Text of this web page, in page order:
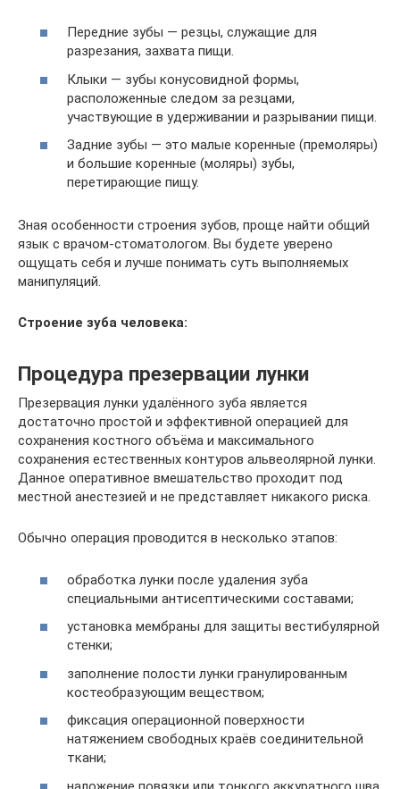
Передние зубы — резцы, служащие для
разрезания, захвата пищи.
Клыки — зубы конусовидной формы,
расположенные следом за резцами,
участвующие в удерживании и разрывании пищи.
Задние зубы — это малые коренные (премоляры)
и большие коренные (моляры) зубы,
перетирающие пищу.
Зная особенности строения зубов, проще найти общий
язык с врачом-стоматологом. Вы будете уверено
ощущать себя и лучше понимать суть выполняемых
манипуляций.
Строение зуба человека:
Процедура презервации лунки
Презервация лунки удалённого зуба является
достаточно простой и эффективной операцией для
сохранения костного объёма и максимального
сохранения естественных контуров альвеолярной лунки.
Данное оперативное вмешательство проходит под
местной анестезией и не представляет никакого риска.
Обычно операция проводится в несколько этапов:
обработка лунки после удаления зуба
специальными антисептическими составами;
установка мембраны для защиты вестибулярной
стенки;
заполнение полости лунки гранулированным
костеобразующим веществом;
фиксация операционной поверхности
натяжением свободных краёв соединительной
ткани;